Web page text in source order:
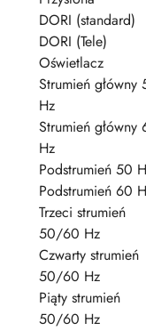
DORI (standard)
DORI (Tele)
Oświetlacz
Strumień główny
Hz
Strumień główny
Hz
Podstrumień 50
Podstrumień 60
Trzeci strumień
50/60 Hz
Czwarty strumień
50/60 Hz
Piąty strumień
50/60 Hz